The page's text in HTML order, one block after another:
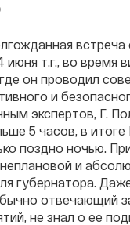
встреча
т.г., во время
он проводил
и
экспертов, Г.
5 часов, в
поздно ночью.
и
губернатора.
отвечающий
не знал о ее